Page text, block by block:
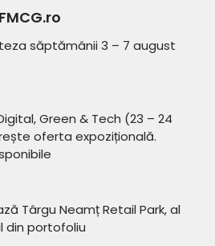
săptămânii 3 – 7 august
Digital, Green & Tech (23 – 24
oferta expozițională.
Târgu Neamț Retail Park, al
din portofoliu